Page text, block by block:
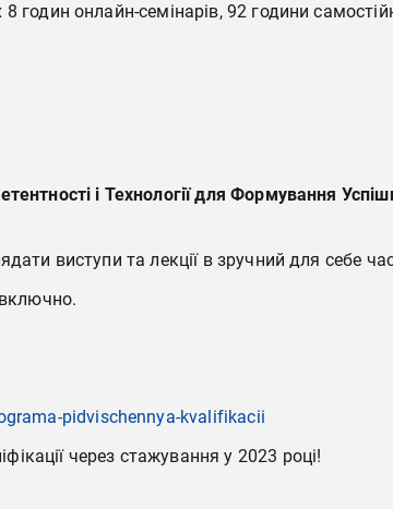
онлайн-семінарів, 92 години
і Технології для Формування
виступи та лекції в зручний для себе час
pidvischennya-kvalifikacii
через стажування у 2023 році!